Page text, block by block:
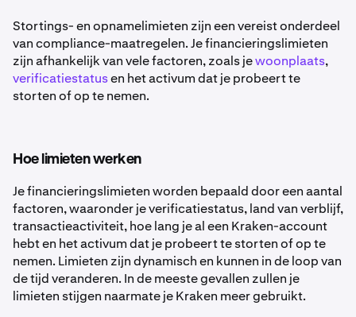
Stortings- en opnamelimieten zijn een vereist onderdeel
van compliance-maatregelen. Je financieringslimieten
zijn afhankelijk van vele factoren, zoals jewoonplaats,
verificatiestatusen het activum dat je probeert te
storten of op te nemen.
Hoe limieten werken
Je financieringslimieten worden bepaald door een aantal
factoren, waaronder je verificatiestatus, land van verblijf,
transactieactiviteit, hoe lang je al een Kraken-account
hebt en het activum dat je probeert te storten of op te
nemen. Limieten zijn dynamisch en kunnen in de loop van
de tijd veranderen. In de meeste gevallen zullen je
limieten stijgen naarmate je Kraken meer gebruikt.